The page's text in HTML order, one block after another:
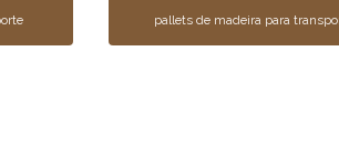
pallets de madeira para